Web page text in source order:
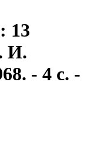
13
И.
- 4 с. -